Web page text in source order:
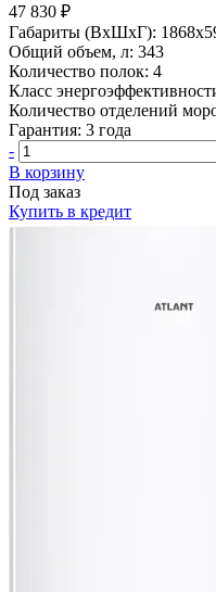
47 830 ₽
Габариты (ВхШхГ):
Общий объем, л: 343
Количество полок: 4
Класс
Количество отделений
Гарантия: 3 года
-
В корзину
Под заказ
Купить в кредит